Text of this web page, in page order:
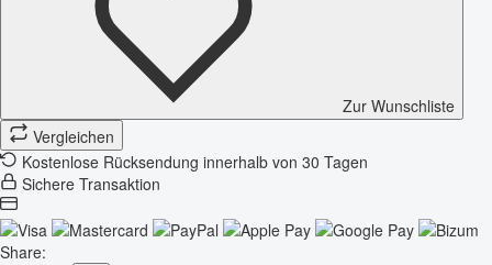
Zur Wunschliste
Vergleichen
Kostenlose Rücksendung innerhalb von 30 Tagen
Sichere Transaktion
Share: